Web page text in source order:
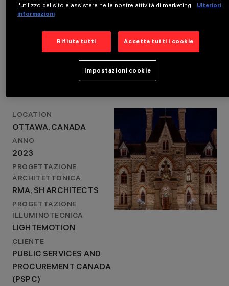
PROGETTAZIONE
ILLUMINOTECNICA
panorama urbano che nelle immediate
vicinanze.
FRANÇOIS ROUPINIAN, LIGHTEMOTION
Dettagli del progetto
LOCATION
OTTAWA, CANADA
ANNO
2023
PROGETTAZIONE
ARCHITETTONICA
RMA, SH ARCHITECTS
PROGETTAZIONE
ILLUMINOTECNICA
LIGHTEMOTION
CLIENTE
PUBLIC SERVICES AND
PROCUREMENT CANADA
(PSPC)
l'utilizzo del sito e assistere nelle nostre attività di marketing.
Ulteriori
informazioni
Rifiuta tutti Accetta tutti i cookie
Impostazioni cookie